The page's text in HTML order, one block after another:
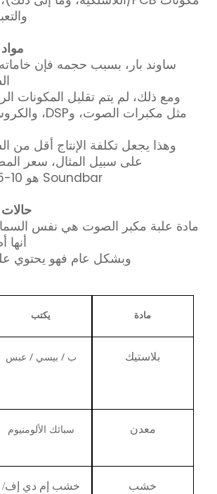
ساوند بار، بسبب حجمه فإن
ومع ذلك، لم يتم تقليل المكونات
وهذا يجعل تكلفة الإنتاج أقل من
Soundbar هو 10-15 دولارًا أمريكيًا.
مادة علبة مكبر الصوت هي نفس
أنها
وبشكل عام فهو يحتوي على
مادة يكتب
بلاستيك ب / بيسي / عبس
معدن سبائك الألومنيوم
خشب
خشب إم دي إف/